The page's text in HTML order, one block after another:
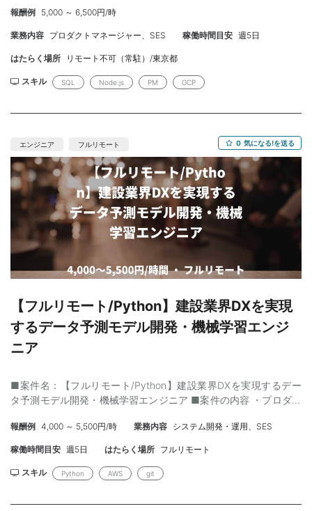
ただきます ・IoT技術アウトプットを統合するデータベース設計
・各事業会社の新規事業要件の整理・技術要件抽出 （セキュリテ
進捗/品質管理） ・ベンダーとの要件定義〜契約締結、開発中の仕
様調整、納品確認 ・顧客向けUI案作成および社内報告資料の作成
・複数事業パートナーとの折衝 （YKK AP、大東建託、NTTドコ
ルスケアに関わる外販もしくはSaasプロダクトの開発経験 ・
ステムアーキテクチャ設計 ・ベンダーとの技術的なコミュニケー
ション ・外販可能なシステムの開発経験/外部サービスとのAPI連
携 ■歓迎スキル ・アジャイル／スクラムでの開発マネジメント経
験 ・モバイルアプリ（Flutter）やクラウド（AWS/GCP/Azure）を
用いた開発経験 ・Node.jsを用いた開発経験 ・データベース
（SQL/NoSQL）の設計・運用経験 ・機械学習・データ分析の知
識 ・理系学位（医学・工学系 など） ■チーム規模：21-30名 ■稼
働形態：常駐 基本ご出社をお願いします。 ■稼働日数：週5日 ■
開始時期：随時 ■精算方法：140 ~ 180時間 (上下割) ■募集人
数：1人 ■商談：2回 (オンライン可) ■都道府県：東京都 ■最寄り
報酬例 5,000 ～ 6,500円/時
業務内容 プロダクトマネージャー、SES 稼働時間目安 週5日
はたらく場所 リモート不可（常駐）/東京都
スキル SQL Node.js PM GCP
エンジニア フルリモート 0 気になる!を送る
【フルリモート/Python】建設業界DXを実現
するデータ予測モデル開発・機械学習エンジ
ニア
■案件名：【フルリモート/Python】建設業界DXを実現するデー
タ予測モデル開発・機械学習エンジニア ■案件の内容 ・プロダク
設データに対する解析処理におけるコーディング実務 ∟分析モデ
ルの解析に必要な処理のコーディング ∟要件定義に基づく新機能
保守 ∟建設データを分析するための基盤の開発、整備 ∟建設業界
後処理のパイプラインの構築 ■募集背景 業界内での評価と取引先
報酬例 4,000 ～ 5,500円/時 業務内容 システム開発・運用、SES
稼働時間目安 週5日 はたらく場所 フルリモート
スキル Python AWS git